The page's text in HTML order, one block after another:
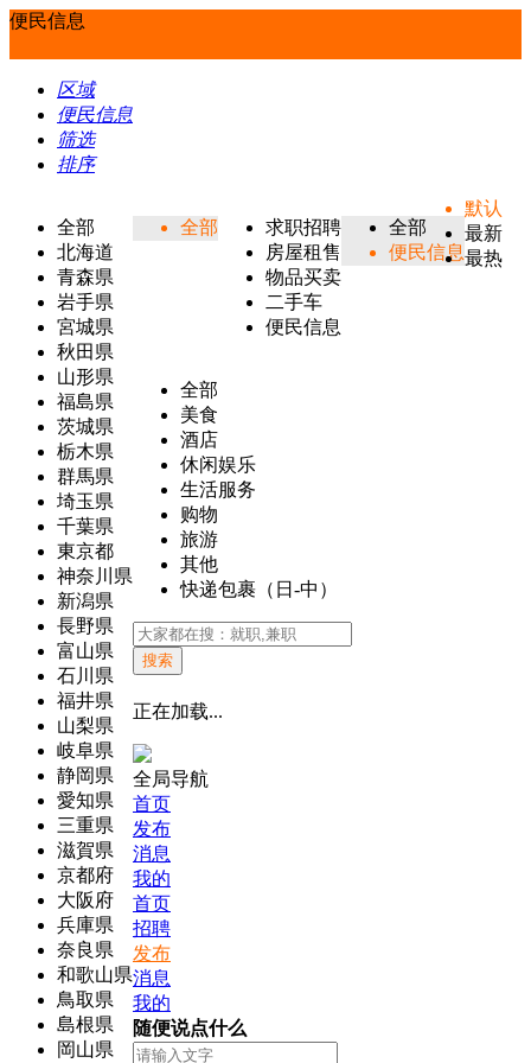
便民信息
区域
便民信息
筛选
排序
全部
北海道
青森県
岩手県
宮城県
秋田県
山形県
福島県
茨城県
栃木県
群馬県
埼玉県
千葉県
東京都
神奈川県
新潟県
長野県
富山県
石川県
福井県
山梨県
岐阜県
静岡県
愛知県
三重県
滋賀県
京都府
大阪府
兵庫県
奈良県
和歌山県
鳥取県
島根県
岡山県
全部
求职招聘
房屋租售
物品买卖
二手车
便民信息
全部
便民信息
全部
美食
酒店
休闲娱乐
生活服务
购物
旅游
其他
快递包裹（日-中）
默认
最新
最热
搜索
正在加载...
全局导航
首页
发布
消息
我的
首页
招聘
发布
消息
我的
随便说点什么